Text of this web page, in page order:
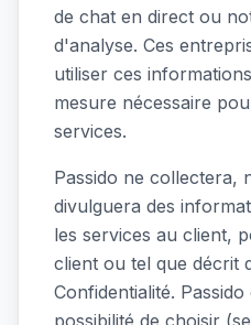
de chat en direct ou
d'analyse. Ces
utiliser ces
mesure nécessaire
services.
Passido ne collectera,
divulguera des
les services au client,
client ou tel que décrit
Confidentialité.
possibilité de choisir